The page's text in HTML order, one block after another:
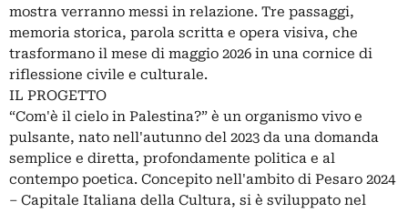
mostra verranno messi in relazione. Tre passaggi,
memoria storica, parola scritta e opera visiva, che
trasformano il mese di maggio 2026 in una cornice di
riflessione civile e culturale.
IL PROGETTO
“Com'è il cielo in Palestina?” è un organismo vivo e
pulsante, nato nell'autunno del 2023 da una domanda
semplice e diretta, profondamente politica e al
contempo poetica. Concepito nell'ambito di Pesaro 2024
– Capitale Italiana della Cultura, si è sviluppato nel